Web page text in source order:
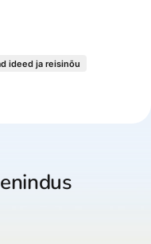
ideed ja reisinõu